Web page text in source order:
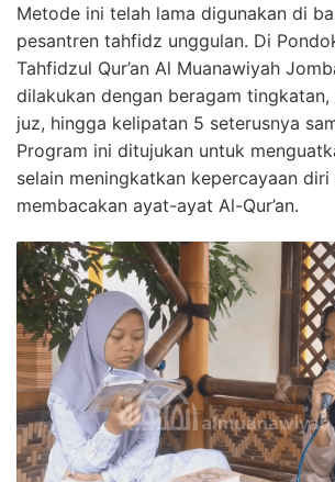
Metode ini telah lama digunakan di
pesantren tahfidz unggulan. Di
Tahfidzul Qur’an Al Muanawiyah
dilakukan dengan beragam tingkatan,
juz, hingga kelipatan 5 seterusnya
Program ini ditujukan untuk
selain meningkatkan kepercayaan
membacakan ayat-ayat Al-Qur’an.